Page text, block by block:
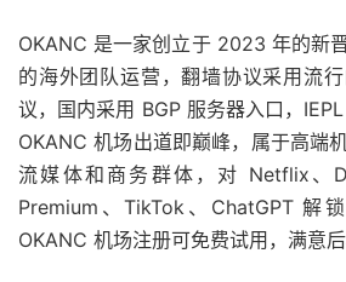
OKANC 是一家创立于 2023 年的新
的海外团队运营，翻墙协议采用流
议，国内采用 BGP 服务器入口，IEPL
OKANC 机场出道即巅峰，属于高端
流媒体和商务群体，对 Netflix、
Premium、TikTok、ChatGPT 解
OKANC 机场注册可免费试用，满意后